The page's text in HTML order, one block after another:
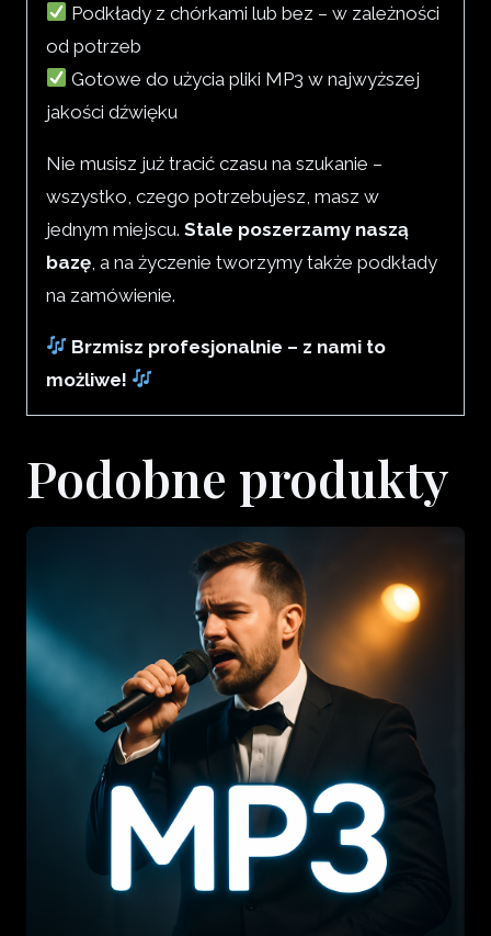
Podkłady z chórkami lub bez – w zależności
od potrzeb
Gotowe do użycia pliki MP3 w najwyższej
jakości dźwięku
Nie musisz już tracić czasu na szukanie –
wszystko, czego potrzebujesz, masz w
jednym miejscu. Stale poszerzamy naszą
bazę , a na życzenie tworzymy także podkłady
na zamówienie.
Brzmisz profesjonalnie – z nami to
możliwe!
Podobne produkty